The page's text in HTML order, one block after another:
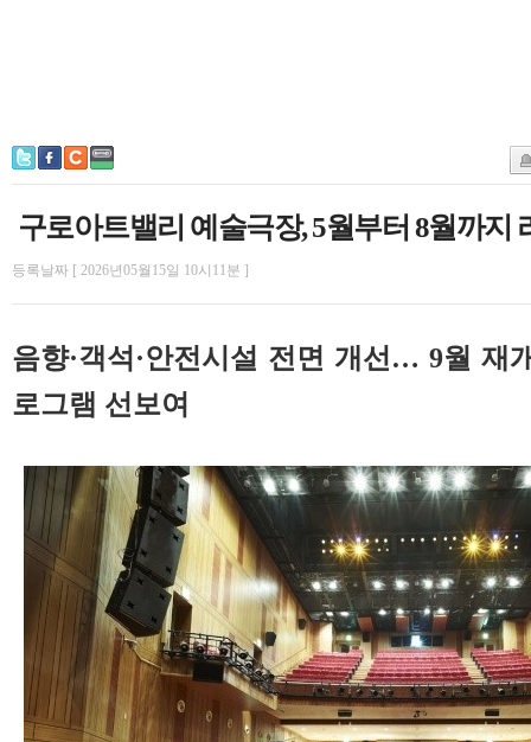
구로아트밸리 예술극장, 5월부터 8월까지
등록날짜 [ 2026년05월15일 10시11분 ]
음향·객석·안전시설 전면 개선… 9월 재
로그램 선보여